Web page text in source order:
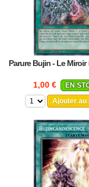
Parure Bujin - Le Miroir
1,00 €
EN
Ajouter au